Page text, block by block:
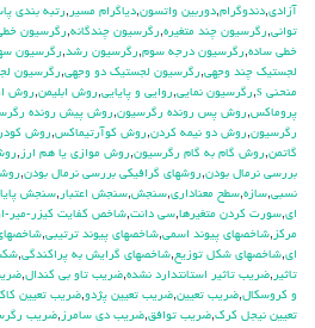
آزادي,دندوگرام,دوربين واتسون,دياگرام مسير ,رتبه بندي
تواني,رگرسيون چند متغيره,رگرسيون چندگانه,رگرسيون
خطي ساده,رگرسيون درجه سوم,رگرسيون رشد,رگرسيون
لجستيك چند وجهي,رگرسيون لجستيك دو وجهي,رگرسيون
منحني s
,رگرسيون نمايي,روايي و پايايي,روش ابليمن,روش
پروماكس,روش پس رونده رگرسيون,روش پيش رونده
رگرسيون,روش دو نيمه كردن,روش كوآرتيماكس,روش
گاتمن,روش گام به گام رگرسيون,روش موازي يا هم ارز ,
بررسي نرمال بودن,روشهاي گرافيكي بررسي نرمال بودن,
نسبي,سازه,سطح معناداري,سنجش,سنجش اعتبار ,سنجش
اي,سورت كردن متغيرها,سي دانت,شاخص كفايت كيزر-مير-
مركز ,شاخصهاي پيوند اسمي,شاخصهاي پيوند ترتيبي,
اي,شاخصهاي شكل توزيع,شاخصهاي گرايش به پراكندگي,
تاثير ,ضريب تاثير استانتدارد نشده,ضريب تاو بي كندال,
و كروسكال,ضريب تعيين,ضريب تعيين پژدو,ضريب تعيين
تعيين نيجل كرك,ضريب توافق,ضريب دي سامرز ,ضريب